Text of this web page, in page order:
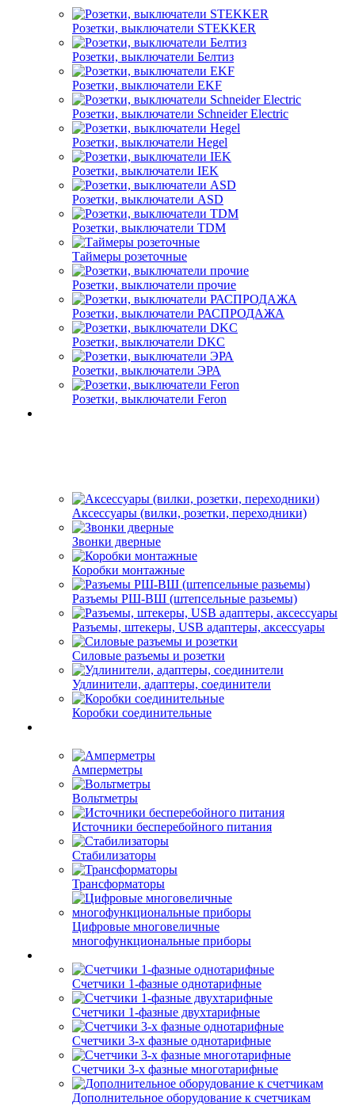
Розетки, выключатели STEKKER
Розетки, выключатели Белтиз
Розетки, выключатели EKF
Розетки, выключатели Schneider Electric
Розетки, выключатели Hegel
Розетки, выключатели IEK
Розетки, выключатели ASD
Розетки, выключатели TDM
Таймеры розеточные
Розетки, выключатели прочие
Розетки, выключатели РАСПРОДАЖА
Розетки, выключатели DKC
Розетки, выключатели ЭРА
Розетки, выключатели Feron
Аксессуары (вилки, розетки, переходники)
Звонки дверные
Коробки монтажные
Разъемы РШ-ВШ (штепсельные разьемы)
Разъемы, штекеры, USB адаптеры, аксессуары
Силовые разъемы и розетки
Удлинители, адаптеры, соединители
Коробки соединительные
Амперметры
Вольтметры
Источники бесперебойного питания
Стабилизаторы
Трансформаторы
Цифровые многовеличные
многофункциональные приборы
Счетчики 1-фазные однотарифные
Счетчики 1-фазные двухтарифные
Счетчики 3-х фазные однотарифные
Счетчики 3-х фазные многотарифные
Дополнительное оборудование к счетчикам